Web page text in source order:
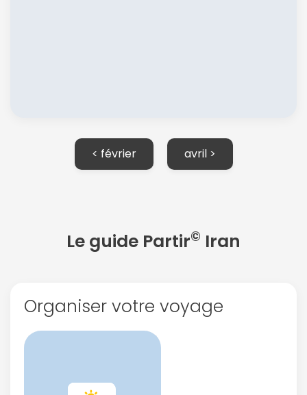
< février avril >
Le guide Partir© Iran
Organiser votre voyage